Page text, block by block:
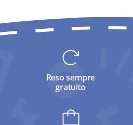
Reso sempre
gratuito